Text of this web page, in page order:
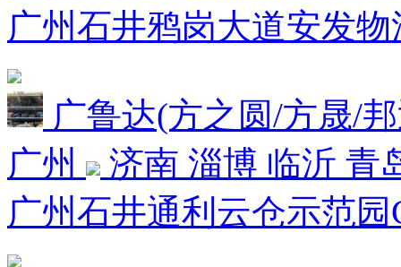
广州石井鸦岗大道安发
广鲁达(方之圆/方晟/
广州
济南 淄博 临沂 青
广州石井通利云仓示范园